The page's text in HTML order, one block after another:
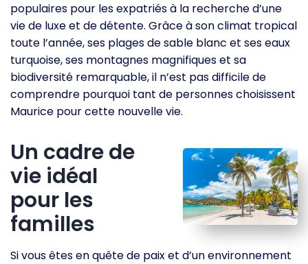
populaires pour les expatriés à la recherche d’une
vie de luxe et de détente. Grâce à son climat tropical
toute l’année, ses plages de sable blanc et ses eaux
turquoise, ses montagnes magnifiques et sa
biodiversité remarquable, il n’est pas difficile de
comprendre pourquoi tant de personnes choisissent
Maurice pour cette nouvelle vie.
Un cadre de
vie idéal
pour les
familles
Si vous êtes en quête de paix et d’un environnement